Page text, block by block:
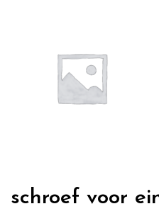
schroef voor